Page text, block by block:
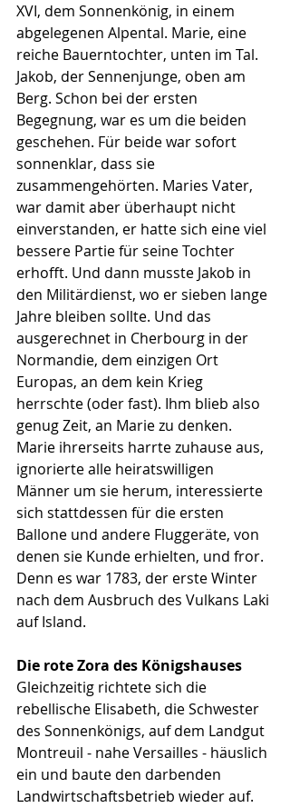
XVI, dem Sonnenkönig, in einem
abgelegenen Alpental. Marie, eine
reiche Bauerntochter, unten im Tal.
Jakob, der Sennenjunge, oben am
Berg. Schon bei der ersten
Begegnung, war es um die beiden
geschehen. Für beide war sofort
sonnenklar, dass sie
zusammengehörten. Maries Vater,
war damit aber überhaupt nicht
einverstanden, er hatte sich eine viel
bessere Partie für seine Tochter
erhofft. Und dann musste Jakob in
den Militärdienst, wo er sieben lange
Jahre bleiben sollte. Und das
ausgerechnet in Cherbourg in der
Normandie, dem einzigen Ort
Europas, an dem kein Krieg
herrschte (oder fast). Ihm blieb also
genug Zeit, an Marie zu denken.
Marie ihrerseits harrte zuhause aus,
ignorierte alle heiratswilligen
Männer um sie herum, interessierte
sich stattdessen für die ersten
Ballone und andere Fluggeräte, von
denen sie Kunde erhielten, und fror.
Denn es war 1783, der erste Winter
nach dem Ausbruch des Vulkans Laki
auf Island.
Die rote Zora des Königshauses
Gleichzeitig richtete sich die
rebellische Elisabeth, die Schwester
des Sonnenkönigs, auf dem Landgut
Montreuil - nahe Versailles - häuslich
ein und baute den darbenden
Landwirtschaftsbetrieb wieder auf.